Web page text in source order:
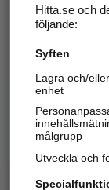
Hitta.se - Gratis
Sök företag,
Hitta
Hitta.se och
följande:
Syften
Lagra och/
enhet
målgrupp
Utveckla och